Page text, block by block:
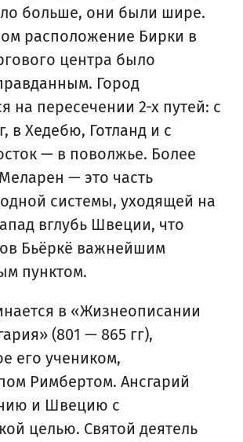
больше, они были шире.
расположение Бирки в
центра было
Город
на пересечении 2-х путей: с
в Хедебю, Готланд и с
— в поволжье. Более
— это часть
системы, уходящей на
вглубь Швеции, что
Бьёркё важнейшим
пунктом.
в «Жизнеописании
(801 — 865 гг),
его учеником,
Римбертом. Ансгарий
и Швецию с
целью. Святой деятель